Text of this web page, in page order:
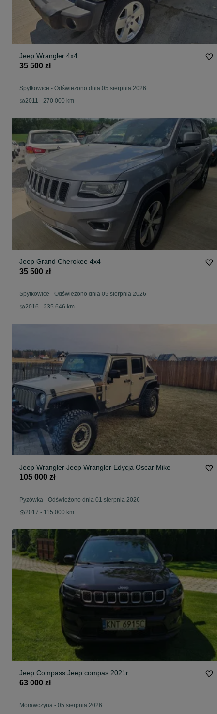
Jeep Wrangler 4x4
35 500 zł
Spytkowice - Odświeżono dnia 05 sierpnia 2026
2011 - 270 000 km
Jeep Grand Cherokee 4x4
35 500 zł
Spytkowice - Odświeżono dnia 05 sierpnia 2026
2016 - 235 646 km
Jeep Wrangler Jeep Wrangler Edycja Oscar Mike
105 000 zł
Pyzówka - Odświeżono dnia 01 sierpnia 2026
2017 - 115 000 km
Jeep Compass Jeep compas 2021r
63 000 zł
Morawczyna - 05 sierpnia 2026